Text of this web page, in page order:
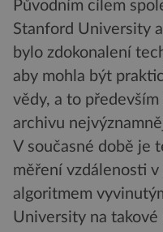
Původním cílem
Stanford University
bylo zdokonalení
aby mohla být
vědy, a to
archivu
V současné době je
měření vzdálenosti
algoritmem
University na takové